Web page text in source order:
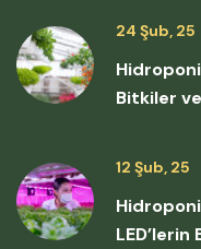
24 Şub, 25
Bitkiler
12 Şub, 25